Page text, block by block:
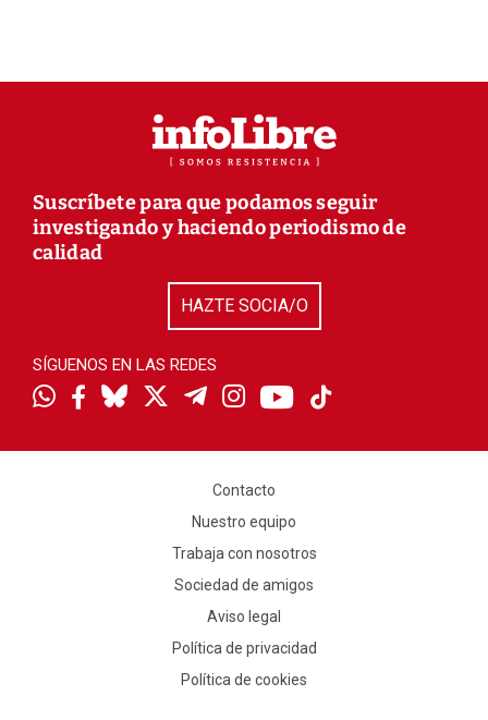
Suscríbete para que podamos seguir
investigando y haciendo periodismo de
calidad
HAZTE SOCIA/O
SÍGUENOS EN LAS REDES
Contacto
Nuestro equipo
Trabaja con nosotros
Sociedad de amigos
Aviso legal
Política de privacidad
Política de cookies